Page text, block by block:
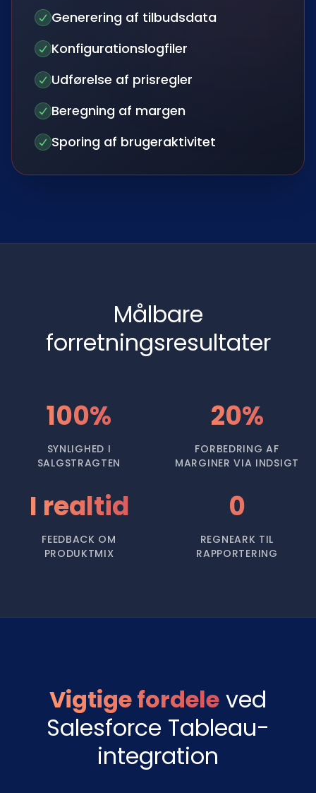
Generering af tilbudsdata
Konfigurationslogfiler
Udførelse af prisregler
Beregning af margen
Sporing af brugeraktivitet
Målbare
forretningsresultater
100%
SYNLIGHED I
SALGSTRAGTEN
20%
FORBEDRING AF
MARGINER VIA INDSIGT
I realtid
FEEDBACK OM
PRODUKTMIX
0
REGNEARK TIL
RAPPORTERING
Vigtige fordele ved
Salesforce Tableau-
integration